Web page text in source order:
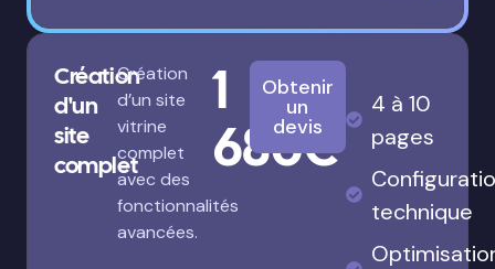
Création
d'un
site
complet
Création
d’un site
vitrine
complet
avec des
fonctionnalités
avancées.
1
680€
Obtenir
un
devis
4 à 10
pages
technique